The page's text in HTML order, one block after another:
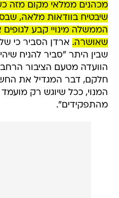
מכהנים ממלאי מקום מזה
שיבטיח בוודאות מלאה,
הממשלה מינויי קבע
שאושרה. ארדן הסביר כי
שבין היתר "סביר להניח
הוועדה מטעם הציבור
חלקם, דבר המגדיל את
המנוי, ככל שיוגש רק
מהתפקידים".